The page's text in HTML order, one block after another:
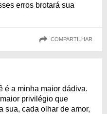
erros brotará sua
COMPARTILHAR
é a minha maior dádiva.
privilégio que
sua, cada olhar de amor,